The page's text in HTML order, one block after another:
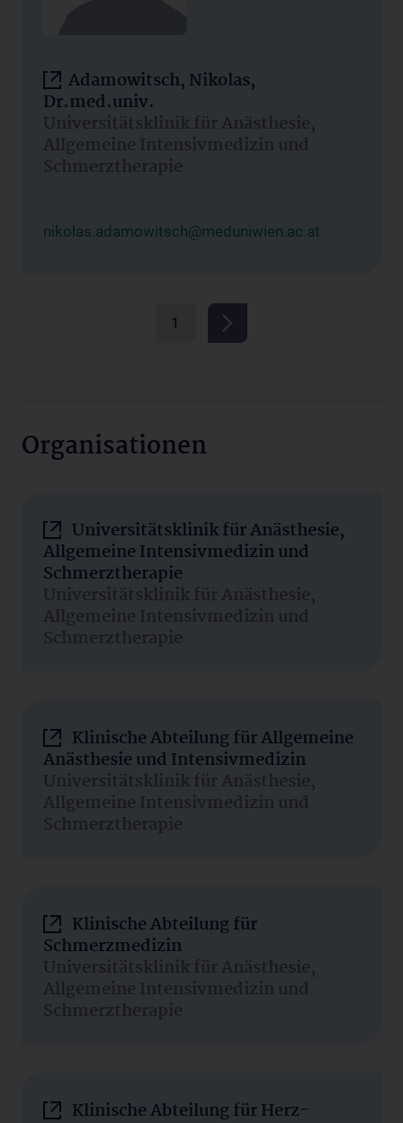
Adamowitsch, Nikolas,
Dr.med.univ.
Universitätsklinik für Anästhesie,
Allgemeine Intensivmedizin und
Schmerztherapie
nikolas.adamowitsch@meduniwien.ac.at
1
Organisationen
Universitätsklinik für Anästhesie,
Allgemeine Intensivmedizin und
Schmerztherapie
Universitätsklinik für Anästhesie,
Allgemeine Intensivmedizin und
Schmerztherapie
Klinische Abteilung für Allgemeine
Anästhesie und Intensivmedizin
Universitätsklinik für Anästhesie,
Allgemeine Intensivmedizin und
Schmerztherapie
Klinische Abteilung für
Schmerzmedizin
Universitätsklinik für Anästhesie,
Allgemeine Intensivmedizin und
Schmerztherapie
Klinische Abteilung für Herz-